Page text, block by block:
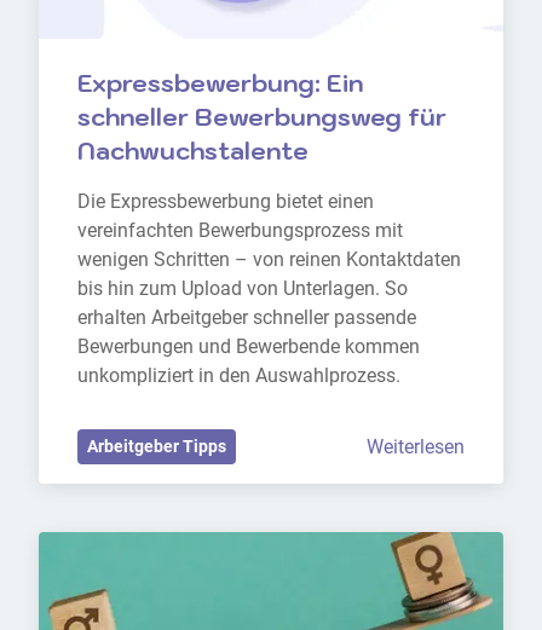
Expressbewerbung: Ein
schneller Bewerbungsweg für
Nachwuchstalente
Die Expressbewerbung bietet einen
vereinfachten Bewerbungsprozess mit
wenigen Schritten – von reinen Kontaktdaten
bis hin zum Upload von Unterlagen. So
erhalten Arbeitgeber schneller passende
Bewerbungen und Bewerbende kommen
unkompliziert in den Auswahlprozess.
Arbeitgeber Tipps Weiterlesen